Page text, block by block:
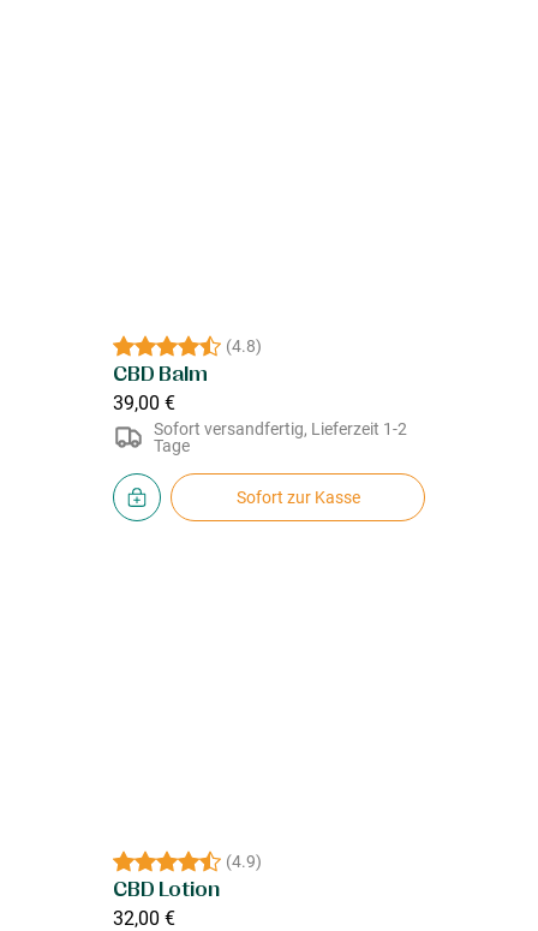
(4.8)
CBD Balm
39,00 €
Sofort versandfertig, Lieferzeit 1-2
Tage
Sofort zur Kasse
(4.9)
CBD Lotion
32,00 €